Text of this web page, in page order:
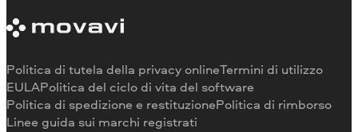
Limitazioni della versione di prova
Rimborso
Testimonianze
Perché scegliere noi
Per il lavoro
Politica di tutela della privacy onlineTermini di utilizzo
EULAPolitica del ciclo di vita del software
Politica di spedizione e restituzionePolitica di rimborso
Linee guida sui marchi registrati